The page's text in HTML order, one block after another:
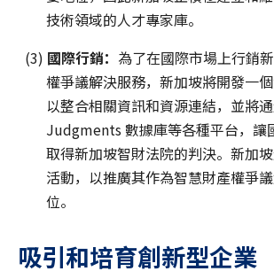
技術領域的人才專家庫。
(3) 國際行銷： 為了在國際市場上行銷
權爭議解決服務，新加坡將開發一個
以整合相關資訊和資源連結，並將
Judgments 數據庫等各種平台，讓
取得新加坡智財法院的判決。新加
活動，以推廣其作為智慧財產權爭
位。
吸引和培育創新型企業